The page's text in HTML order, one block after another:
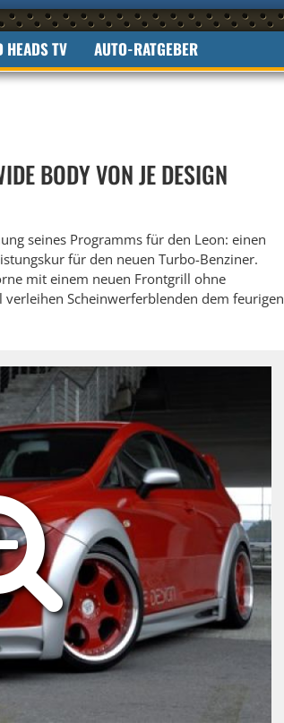
HEADS TV AUTO-RATGEBER
BODY VON JE DESIGN
seines Programms für den Leon: einen
für den neuen Turbo-Benziner.
mit einem neuen Frontgrill ohne
Scheinwerferblenden dem feurigen